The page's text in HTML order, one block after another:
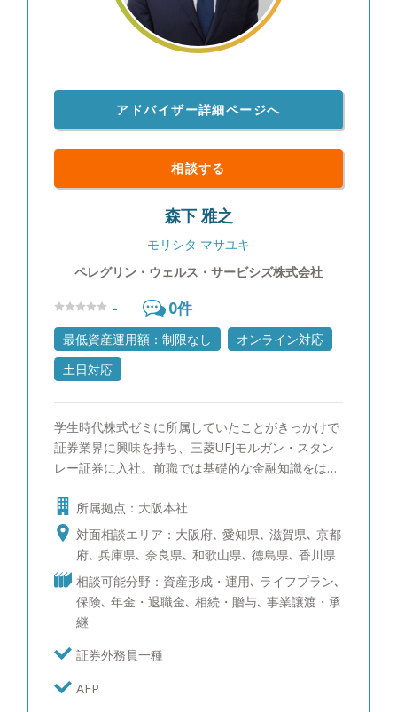
べく、わたしを選んでいただいたお客様の人生を最
高なものにするために日々尽力していきます。 ●平
成4年2月20日生まれ、山梨県出身 休日は身体を動
いると、自然にどんどんアイデアが浮かんできま
す。机の上でいくら考えても解決できない難題も、
身体を動かしていると妙案が案外すぐに浮かぶもの
です。やはり気分転換は大事でONとOFFの切り替
えを大切にしています。 また、田舎出身のためか
都会で生活しているとふとした時に自然に触れたく
なるので、月に1度はキャンプやバーベキューなど
ています。まだ経験したこともないアウトドアのア
クティビティも数多くありますので、アウトドアと
呼ばれるものには一通りチャレンジしたいです。次
の目標は、山梨県出身ですが富士山に登ったことが
ないので、富士山に登って頂上でカップラーメンを
食べることです。こちらも仕事の目標と同様必ず実
現します！（笑）
アドバイザー詳細ページへ
相談する
森下 雅之
モリシタ マサユキ
ペレグリン・ウェルス・サービシズ株式会社
- 0件
最低資産運用額：制限なし
オンライン対応
土日対応
学生時代株式ゼミに所属していたことがきっかけで
証券業界に興味を持ち、三菱UFJモルガン・スタン
レー証券に入社。前職では基礎的な金融知識をはじ
当させて頂きました。在籍当時お客様から頂戴する
新規導入資金は累計で100億円を超え、シンガポー
ルとオーストラリアの海外研修等を経験。 IFAに転
じた後、現在の代表の山口の理念やお客様に対する
姿勢に感銘を受け、2018年にペレグリン・ウェル
ス・サービシズへ入社。 お客様へ提案ありきの関
係性は元々好きではなく、日々の会話などからのリ
レーションを強めていくことが大事であると考えて
頂けるような関係性が築けたときが、私がこの仕事
所属拠点：大阪本社
対面相談エリア：大阪府､ 愛知県､ 滋賀県､ 京都
府､ 兵庫県､ 奈良県､ 和歌山県､ 徳島県､ 香川県
相談可能分野：資産形成・運用､ ライフプラン､
保険､ 年金・退職金､ 相続・贈与､ 事業譲渡・承
継
証券外務員一種
AFP